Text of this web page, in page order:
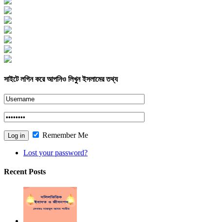
সাইটে লগিন করে আপনিও লিখুন ইসলামের তথ্য
Remember Me
Lost your password?
Recent Posts